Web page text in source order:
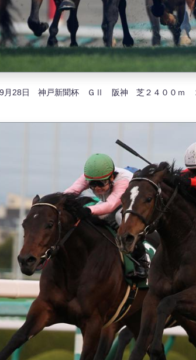
9月28日 神戸新聞杯 ＧⅡ 阪神 芝２４００